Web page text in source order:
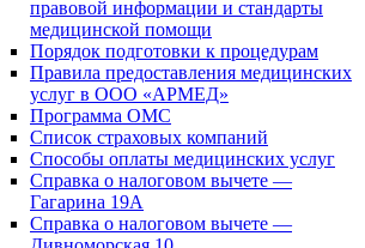
правовой информации и стандарты
медицинской помощи
Порядок подготовки к процедурам
Правила предоставления медицинских
услуг в ООО «АРМЕД»
Программа ОМС
Список страховых компаний
Способы оплаты медицинских услуг
Справка о налоговом вычете —
Гагарина 19А
Справка о налоговом вычете —